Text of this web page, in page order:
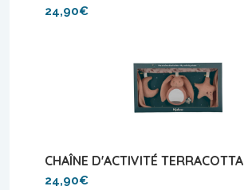
24,90€
CHAÎNE D'ACTIVITÉ TERRACOTTA
24,90€